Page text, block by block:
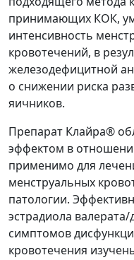
принимающих КОК,
интенсивность
кровотечений, в
железодефицитной
о снижении риска
яичников.
Препарат Клайра®
эффектом в
применимо для
менструальных
патологии.
эстрадиола
симптомов
кровотечения